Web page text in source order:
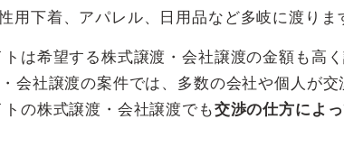
用下着、アパレル、日用品など多岐に渡りま
は希望する株式譲渡・会社譲渡の金額も高
会社譲渡の案件では、多数の会社や個人が
の株式譲渡・会社譲渡でも交渉の仕方によ